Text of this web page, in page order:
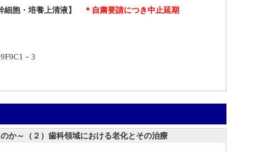
細胞・培養上清液】 ＊自粛要請につき中止延期
－3
か～（２）歯科領域における老化とその治療